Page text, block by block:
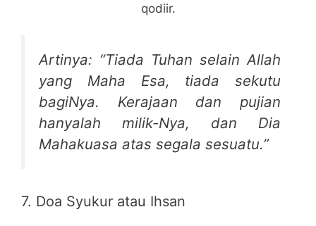
qodiir.
Artinya: “Tiada Tuhan selain Allah
yang Maha Esa, tiada sekutu
bagiNya. Kerajaan dan pujian
hanyalah milik-Nya, dan Dia
Mahakuasa atas segala sesuatu.”
7. Doa Syukur atau Ihsan